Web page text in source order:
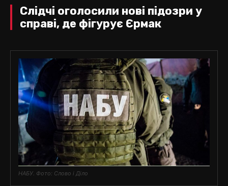
Слідчі оголосили нові підозри у
справі, де фігурує Єрмак
НАБУ. Фото: Слово і Діло